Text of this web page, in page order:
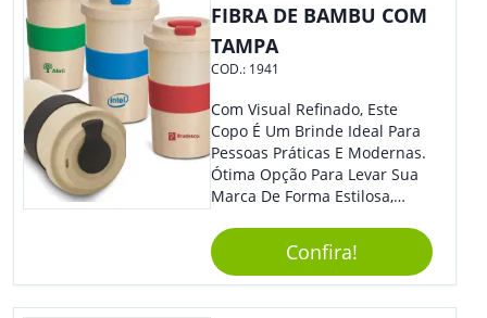
FIBRA DE BAMBU COM
TAMPA
COD.: 1941
Com Visual Refinado, Este
Copo É Um Brinde Ideal Para
Pessoas Práticas E Modernas.
Ótima Opção Para Levar Sua
Marca De Forma Estilosa,
Empresa Em Eventos,
Reuniões Corporativas Ou Até
Mesmo Para Presentear
Colaboradores.
Confira!